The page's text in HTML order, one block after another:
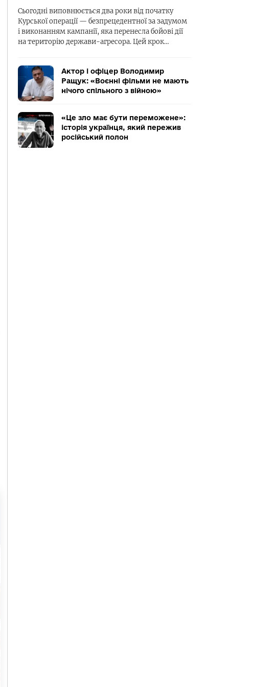
Сьогодні виповнюється два роки від початку
Курської операції — безпрецедентної за задумом
і виконанням кампанії, яка перенесла бойові дії
на територію держави-агресора. Цей крок…
Актор і офіцер Володимир
Ращук: «Воєнні фільми не мають
нічого спільного з війною»
«Це зло має бути переможене»:
історія українця, який пережив
російський полон